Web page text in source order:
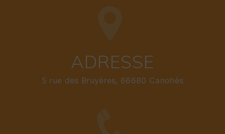
ADRESSE
5 rue des Bruyères, 66680 Canohès